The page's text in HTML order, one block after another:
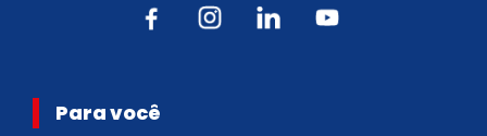
Para você